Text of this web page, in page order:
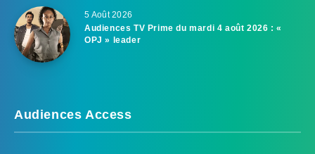
5 Août 2026
Audiences TV Prime du mardi 4 août 2026 : «
OPJ » leader
Audiences Access